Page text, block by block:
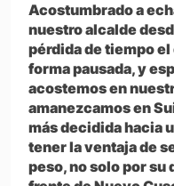
Acostumbrado a
nuestro alcalde
pérdida de tiempo
forma pausada, y
acostemos en
amanezcamos en
más decidida hacia
tener la ventaja de
peso, no solo por